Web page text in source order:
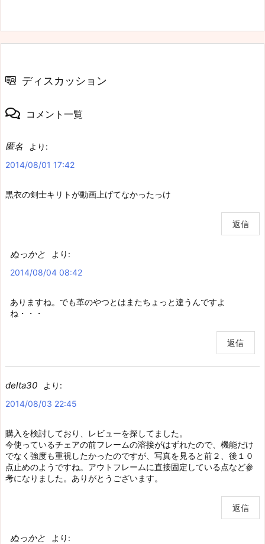
ディスカッション
コメント一覧
匿名
より:
2014/08/01 17:42
黒衣の剣士キリトが動画上げてなかったっけ
返信
ぬっかと
より:
2014/08/04 08:42
ありますね。でも革のやつとはまたちょっと違うんですよ
ね・・・
返信
delta30
より:
2014/08/03 22:45
購入を検討しており、レビューを探してました。
今使っているチェアの前フレームの溶接がはずれたので、機能だけ
でなく強度も重視したかったのですが、写真を見ると前２、後１０
点止めのようですね。アウトフレームに直接固定している点など参
考になりました。ありがとうございます。
返信
ぬっかと より: